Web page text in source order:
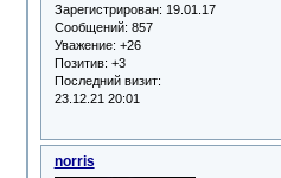
Зарегистрирован: 19.01.17
Сообщений: 857
Уважение: +26
Позитив: +3
Последний визит:
23.12.21 20:01
norris